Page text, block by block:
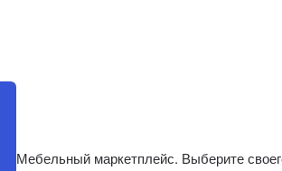
Мебельный маркетплейс. Выберите